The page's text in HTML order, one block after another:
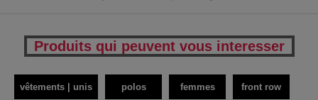
Produits qui peuvent vous interesser
vêtements | unis polos femmes front row